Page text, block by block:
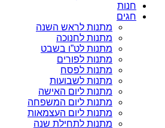
חנות
חגים
מתנות לראש השנה
מתנות לחנוכה
מתנות לט”ו בשבט
מתנות לפורים
מתנות לפסח
מתנות לשבועות
מתנות ליום האישה
מתנות ליום המשפחה
מתנות ליום העצמאות
מתנות לתחילת שנה